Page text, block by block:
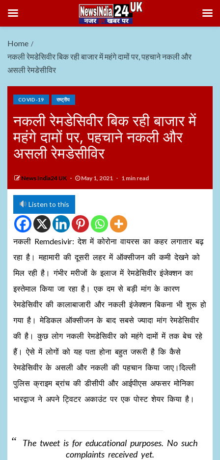
Home
नकली रेमडेसिवीर बिक रही बाजार में महंगे दामों पर, पहचाने नकली और
असली रेमडेसीविर
COVID-19 राष्ट्रीय
नकली रेमडेसिवीर बिक रही बाजार में
महंगे दामों पर, पहचाने नकली और
असली रेमडेसीविर
News India24 UK May 1, 2021 1 min read
Listen to this
नकली Remdesivir: देश में कोरोना वायरस का कहर लगातार बढ़
रहा है। महामारी की दूसरी लहर में ऑक्सीजन की कमी देखने को
मिल रही है। गंभीर मरीजों के इलाज में रेमडेसिवीर इंजेक्शन का
इस्तेमाल किया जा रहा है। एक दम से बड़ी मांग के कारण
रेमडेसिवीर की कालाबाजारी और नकली इंजेक्शन बिकना भी शुरू हो
गया है। मेडिकल ऑक्सीजन के बाद सबसे ज्यादा मांग रेमडेसिवीर
की है। कुछ लोग नकली रेमडेसिवीर को महंगे दामों में तक बेच रहे
हैं। ऐसे में लोगों को यह पता होना बहुत जरूरी है कि कैसे
रेमडेसिवीर के असली और नकली की पहचान किया जाए।दिल्ली
पुलिस क्राइम ब्रांच की डीसीपी और आईपीएस अफसर मोनिका
भारद्वाज ने अपने ट्विटर अकाउंट पर एक पोस्ट शेयर किया है।
The tweet is for educational purposes. No such
complaints received yet.